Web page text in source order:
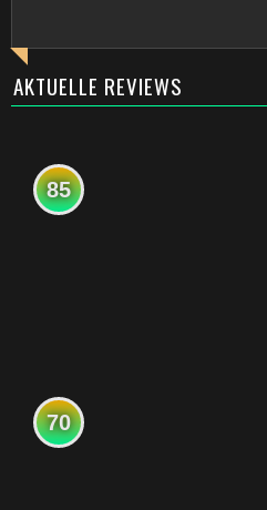
AKTUELLE REVIEWS
85
70